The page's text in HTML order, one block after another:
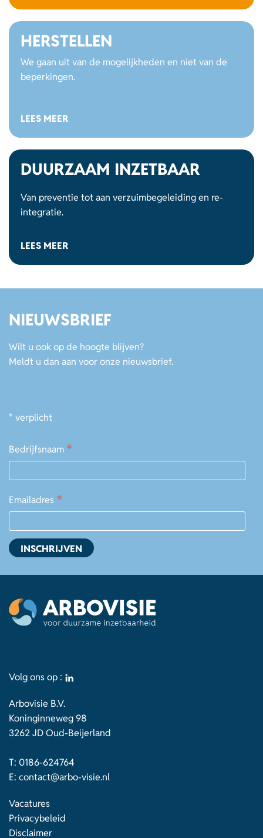
HERSTELLEN
We gaan uit van de mogelijkheden en niet van de
beperkingen.
LEES MEER
DUURZAAM INZETBAAR
Van preventie tot aan verzuimbegeleiding en re-
integratie.
LEES MEER
NIEUWSBRIEF
Wilt u ook op de hoogte blijven?
Meldt u dan aan voor onze nieuwsbrief.
* verplicht
Bedrijfsnaam *
Emailadres *
Volg ons op :
Arbovisie B.V.
Koninginneweg 98
3262 JD Oud-Beijerland
T: 0186-624764
E: contact@arbo-visie.nl
Vacatures
Privacybeleid
Disclaimer